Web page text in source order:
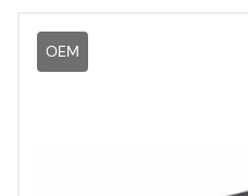
OEM